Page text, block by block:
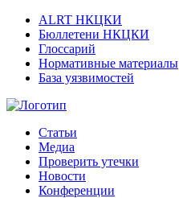
ALRT НКЦКИ
Бюллетени НКЦКИ
Глоссарий
Нормативные материалы
База уязвимостей
Статьи
Медиа
Проверить утечки
Новости
Конференции